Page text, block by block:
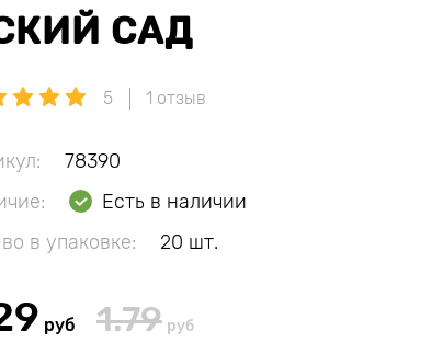
САД
5 1 отзыв
78390
Есть в наличии
в упаковке:
20 шт.
руб 1.79 руб